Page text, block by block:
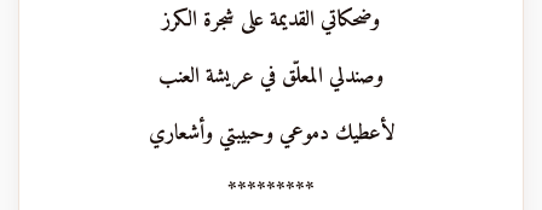
وضحكاتي القديمة على شجرة الكرز
وصندلي المعلّق في عريشة العنب
لأعطيك دموعي وحبيبتي وأشعاري
*********